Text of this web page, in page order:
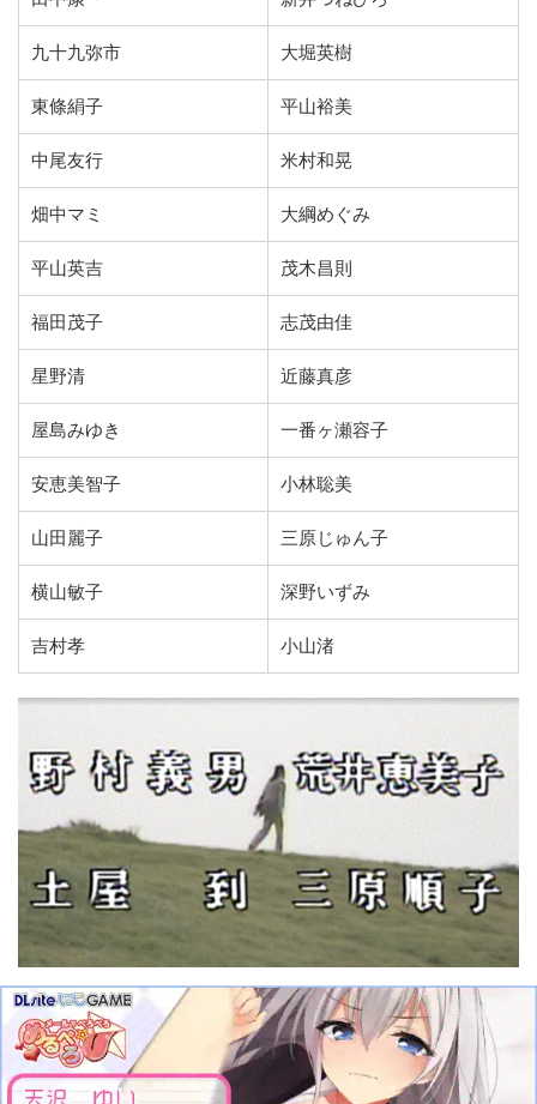
九十九弥市 大堀英樹
東條絹子 平山裕美
中尾友行 米村和晃
畑中マミ 大綱めぐみ
平山英吉 茂木昌則
福田茂子 志茂由佳
星野清 近藤真彦
屋島みゆき 一番ヶ瀬容子
安恵美智子 小林聡美
山田麗子 三原じゅん子
横山敏子 深野いずみ
吉村孝 小山渚